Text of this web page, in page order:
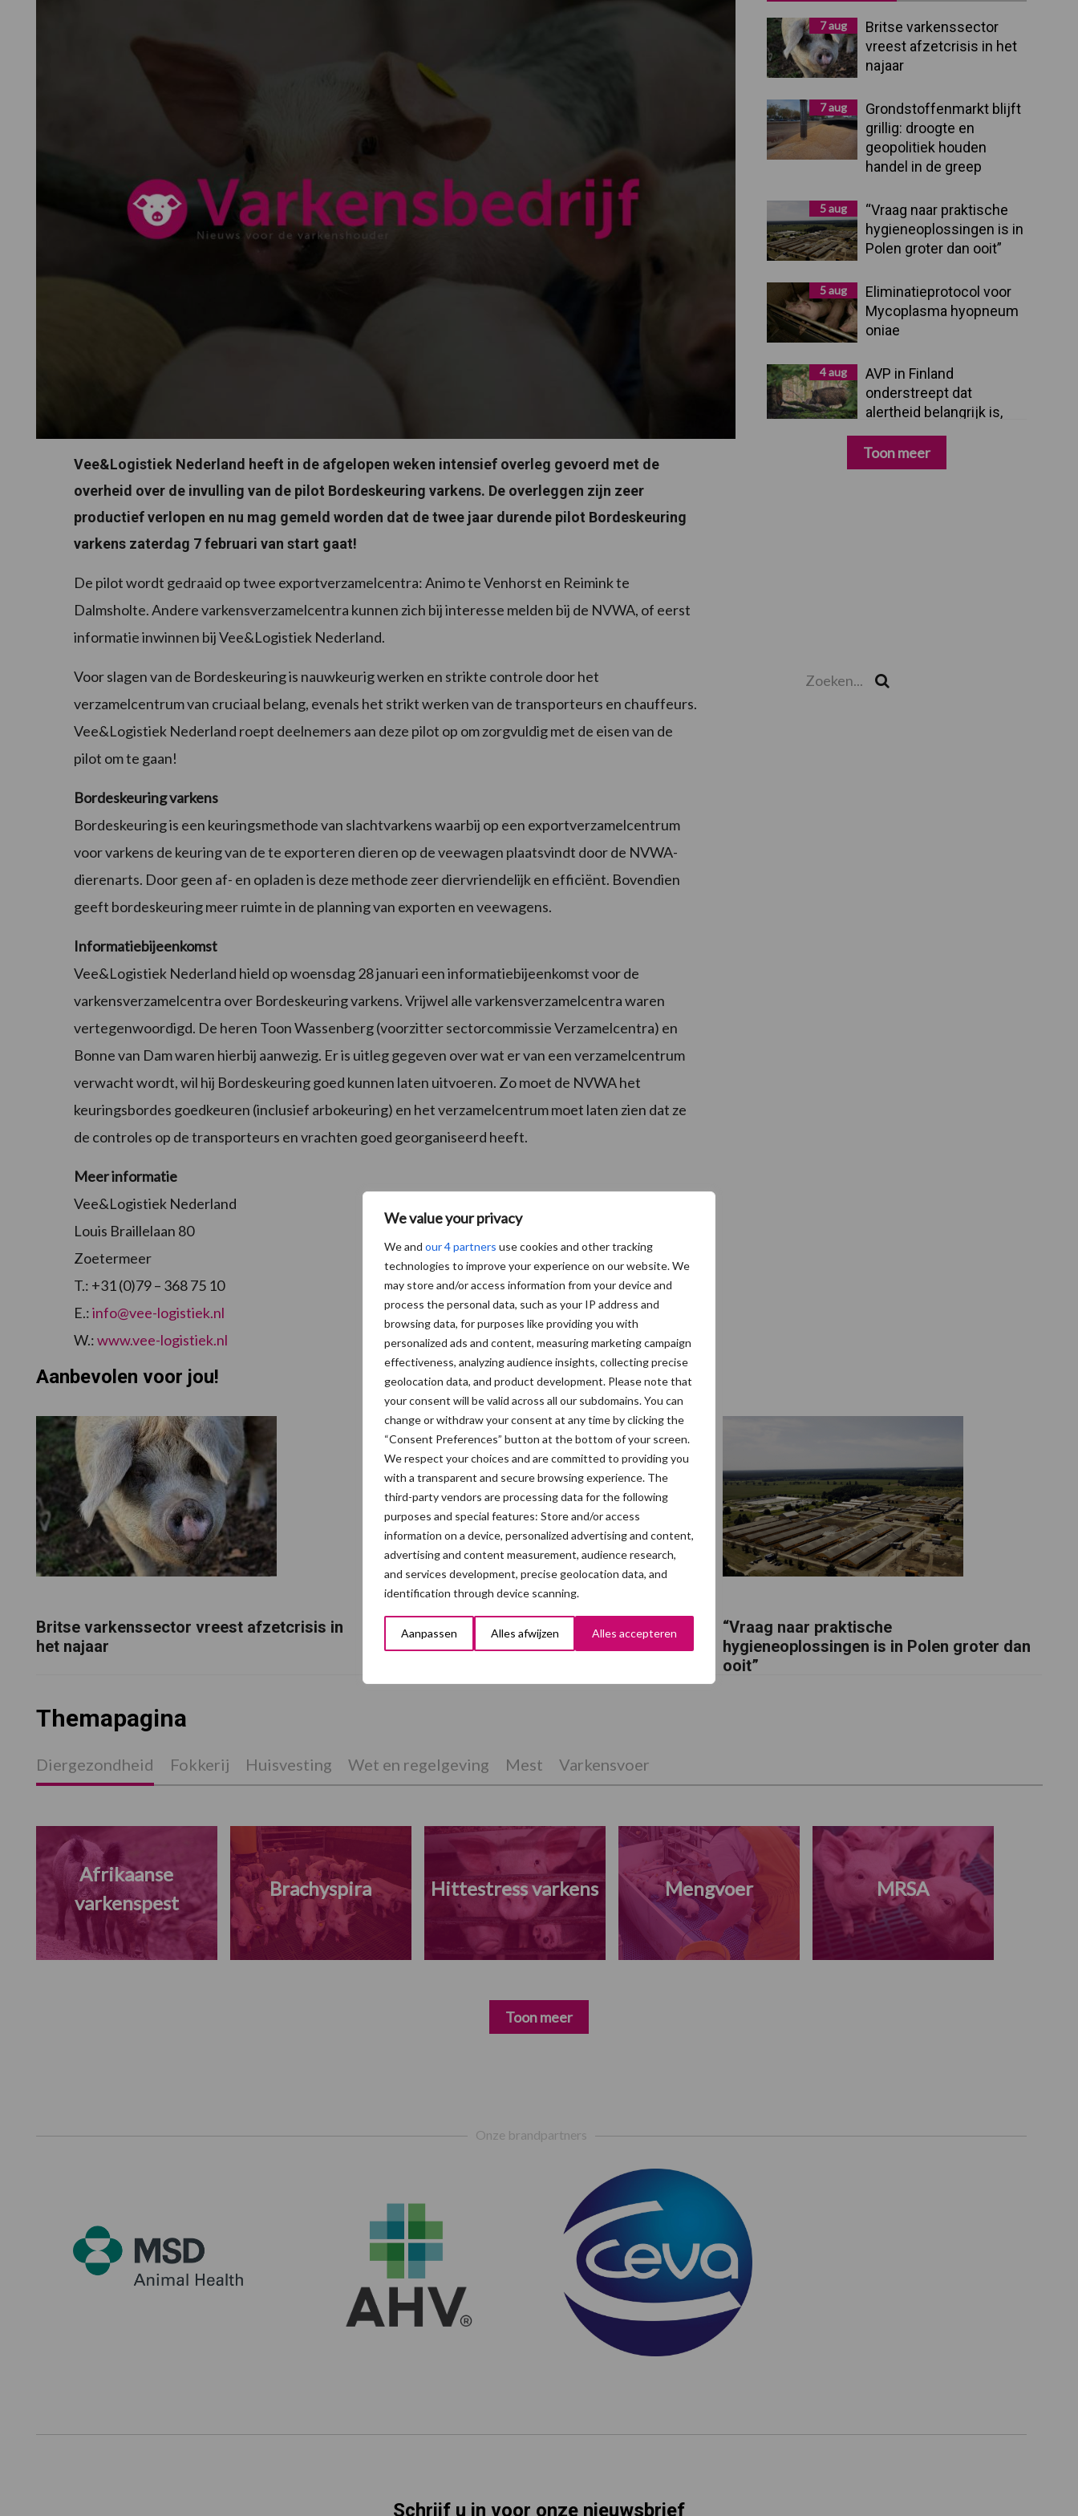
We value your privacy
We and our 4 partners use cookies and other tracking
technologies to improve your experience on our website. We
may store and/or access information from your device and
process the personal data, such as your IP address and
browsing data, for purposes like providing you with
personalized ads and content, measuring marketing campaign
effectiveness, analyzing audience insights, collecting precise
geolocation data, and product development. Please note that
your consent will be valid across all our subdomains. You can
change or withdraw your consent at any time by clicking the
“Consent Preferences” button at the bottom of your screen.
We respect your choices and are committed to providing you
with a transparent and secure browsing experience. The
third-party vendors are processing data for the following
purposes and special features: Store and/or access
information on a device, personalized advertising and content,
advertising and content measurement, audience research,
and services development, precise geolocation data, and
identification through device scanning.
Aanpassen Alles afwijzen Alles accepteren
Vee&Logistiek Nederland heeft in de afgelopen weken intensief overleg gevoerd met de
overheid over de invulling van de pilot Bordeskeuring varkens. De overleggen zijn zeer
productief verlopen en nu mag gemeld worden dat de twee jaar durende pilot Bordeskeuring
varkens zaterdag 7 februari van start gaat!
De pilot wordt gedraaid op twee exportverzamelcentra: Animo te Venhorst en Reimink te
Dalmsholte. Andere varkensverzamelcentra kunnen zich bij interesse melden bij de NVWA, of eerst
informatie inwinnen bij Vee&Logistiek Nederland.
Voor slagen van de Bordeskeuring is nauwkeurig werken en strikte controle door het
verzamelcentrum van cruciaal belang, evenals het strikt werken van de transporteurs en chauffeurs.
Vee&Logistiek Nederland roept deelnemers aan deze pilot op om zorgvuldig met de eisen van de
pilot om te gaan!
Bordeskeuring varkens
Bordeskeuring is een keuringsmethode van slachtvarkens waarbij op een exportverzamelcentrum
voor varkens de keuring van de te exporteren dieren op de veewagen plaatsvindt door de NVWA-
dierenarts. Door geen af- en opladen is deze methode zeer diervriendelijk en efficiënt. Bovendien
geeft bordeskeuring meer ruimte in de planning van exporten en veewagens.
Informatiebijeenkomst
Vee&Logistiek Nederland hield op woensdag 28 januari een informatiebijeenkomst voor de
varkensverzamelcentra over Bordeskeuring varkens. Vrijwel alle varkensverzamelcentra waren
vertegenwoordigd. De heren Toon Wassenberg (voorzitter sectorcommissie Verzamelcentra) en
Bonne van Dam waren hierbij aanwezig. Er is uitleg gegeven over wat er van een verzamelcentrum
verwacht wordt, wil hij Bordeskeuring goed kunnen laten uitvoeren. Zo moet de NVWA het
keuringsbordes goedkeuren (inclusief arbokeuring) en het verzamelcentrum moet laten zien dat ze
de controles op de transporteurs en vrachten goed georganiseerd heeft.
Meer informatie
Vee&Logistiek Nederland
Louis Braillelaan 80
Zoetermeer
T.: +31 (0)79 – 368 75 10
E.:info@vee-logistiek.nl
W.:www.vee-logistiek.nl
Sidebar7 aug
Britse varkenssector
vreest afzetcrisis in het
najaar
7 aug
Grondstoffenmarkt blijft
grillig: droogte en
geopolitiek houden
handel in de greep
5 aug
“Vraag naar praktische
hygieneoplossingen is in
Polen groter dan ooit”
5 aug
Eliminatieprotocol voor
Mycoplasma hyopneum
oniae
4 aug
AVP in Finland
onderstreept dat
alertheid belangrijk is,
Toon meer
Aanbevolen voor jou!
Britse varkenssector vreest afzetcrisis in
het najaar
Grondstoffenmarkt blijft grillig: droogte
en geopolitiek houden handel in de greep
“Vraag naar praktische
hygieneoplossingen is in Polen groter dan
ooit”
Themapagina
Diergezondheid Fokkerij Huisvesting Wet en regelgeving Mest Varkensvoer
Afrikaanse
varkenspest
Brachyspira Hittestress varkens Mengvoer MRSA
Toon meer
Onze brandpartners
Schrijf u in voor onze nieuwsbrief